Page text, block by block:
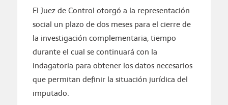
El Juez de Control otorgó a la representación
social un plazo de dos meses para el cierre de
la investigación complementaria, tiempo
durante el cual se continuará con la
indagatoria para obtener los datos necesarios
que permitan definir la situación jurídica del
imputado.